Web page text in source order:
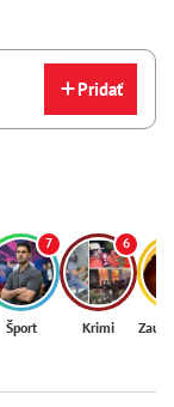
Pridať
7
Šport
6
Krimi